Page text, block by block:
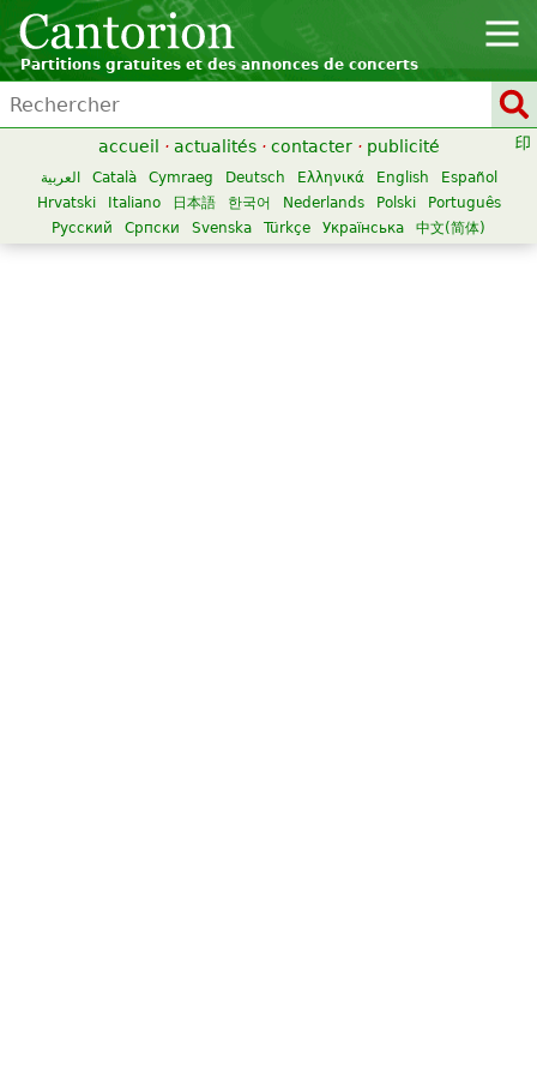
Partitions gratuites et des annonces de concerts
accueil · actualités · contacter · publicité
العربية Català Cymraeg Deutsch Ελληνικά English
Español
Hrvatski
Italiano 日本語 한국어 Nederlands Polski
Português
Русский
Српски Svenska Türkçe Українська 中文(简体)